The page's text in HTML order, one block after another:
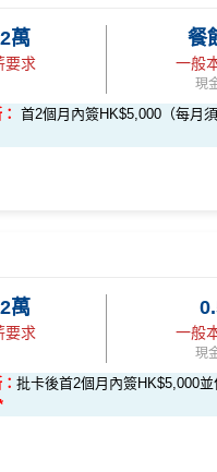
萬
要求
餐
一般
現
首2個月內簽HK$5,000（每月
apply
citi-cash-back-
2個月內累積認可簽賬滿
萬
要求 一般
現
批卡後首2個月內簽HK$5,000